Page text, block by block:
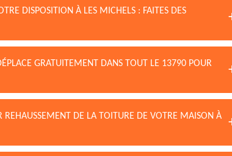
DISPOSITION À LES MICHELS : FAITES DES
GRATUITEMENT DANS TOUT LE 13790 POUR
REHAUSSEMENT DE LA TOITURE DE VOTRE MAISON À